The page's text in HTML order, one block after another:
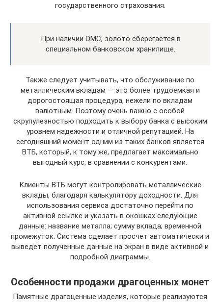
государственного страхования.
При наличии ОМС, золото сберегается в
специальном банковском хранилище.
Также следует учитывать, что обслуживание по
металлическим вкладам — это более трудоемкая и
дорогостоящая процедура, нежели по вкладам
валютным. Поэтому очень важно с особой
скрупулезностью подходить к выбору банка с высоким
уровнем надежности и отличной репутацией. На
сегодняшний момент одним из таких банков является
ВТБ, который, к тому же, предлагает максимально
выгодный курс, в сравнении с конкурентами.
Клиенты ВТБ могут контролировать металлические
вклады, благодаря калькулятору доходности. Для
использования сервиса достаточно перейти по
активной ссылке и указать в окошках следующие
данные: название металла; сумму вклада; временной
промежуток. Система сделает просчет автоматически и
выведет полученные данные на экран в виде активной и
подробной диаграммы.
Особенности продажи драгоценных монет
Памятные драгоценные изделия, которые реализуются